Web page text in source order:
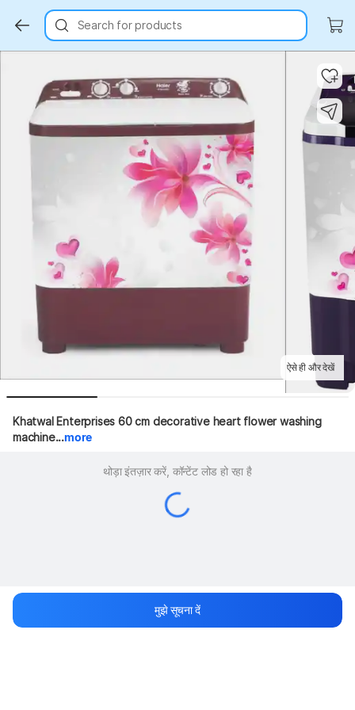
Search for products
ऐसे ही और देखें
Khatwal Enterprises 60 cm decorative heart flower washing
machine...more
थोड़ा इंतज़ार करें, कॉन्टेंट लोड हो रहा है
मुझे सूचना दें